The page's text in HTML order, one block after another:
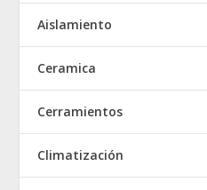
Aislamiento
Ceramica
Cerramientos
Climatización